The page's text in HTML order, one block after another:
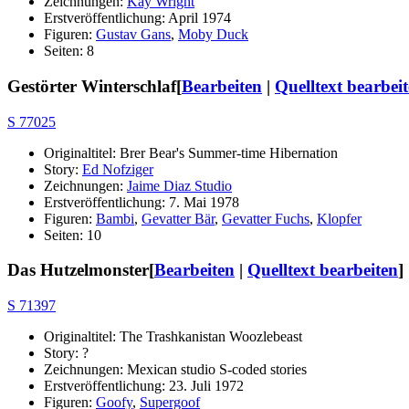
Erstveröffentlichung: April 1974
Figuren: Gustav Gans, Moby Duck
Seiten: 8
Gestörter Winterschlaf[Bearbeiten | Quelltext
S 77025
Originaltitel: Brer Bear's Summer-time Hibernation
Story: Ed Nofziger
Zeichnungen: Jaime Diaz Studio
Erstveröffentlichung: 7. Mai 1978
Figuren: Bambi, Gevatter Bär, Gevatter Fuchs, Klopfer
Seiten: 10
Das Hutzelmonster[Bearbeiten | Quelltext bearbeiten]
S 71397
Originaltitel: The Trashkanistan Woozlebeast
Story: ?
Zeichnungen: Mexican studio S-coded stories
Erstveröffentlichung: 23. Juli 1972
Figuren: Goofy, Supergoof